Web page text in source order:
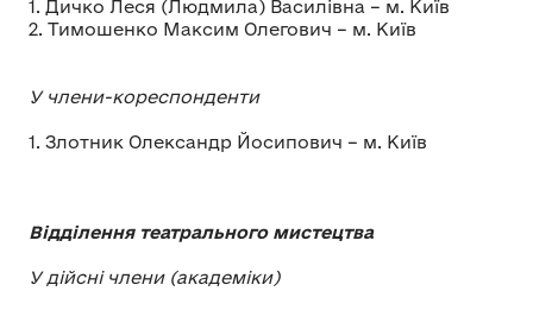
1. Дичко Леся (Людмила) Василівна – м. Київ
2. Тимошенко Максим Олегович – м. Київ
У члени-кореспонденти
1. Злотник Олександр Йосипович – м. Київ
Відділення театрального мистецтва
У дійсні члени (академіки)